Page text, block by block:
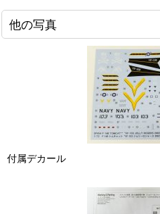
他の写真
付属デカール